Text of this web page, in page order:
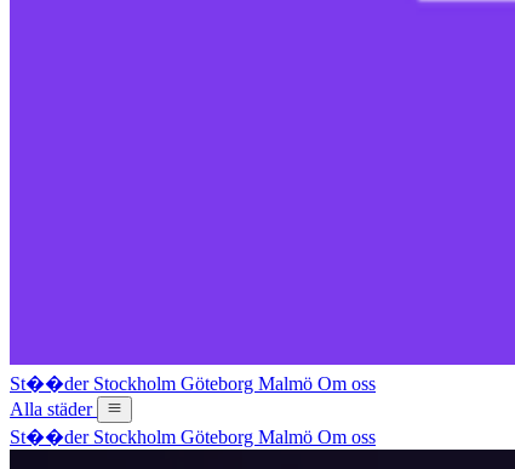
St��der Stockholm Göteborg Malmö Om oss
Alla städer
St��der Stockholm Göteborg Malmö Om oss